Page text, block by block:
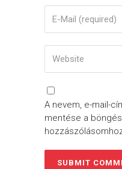
A nevem, e-mail-
mentése a